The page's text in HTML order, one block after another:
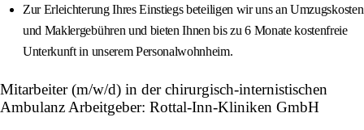
Zur Erleichterung Ihres Einstiegs beteiligen wir uns an Umzugskosten
und Maklergebühren und bieten Ihnen bis zu 6 Monate kostenfreie
Unterkunft in unserem Personalwohnheim.
Mitarbeiter (m/w/d) in der chirurgisch-internistischen
Ambulanz Arbeitgeber: Rottal-Inn-Kliniken GmbH